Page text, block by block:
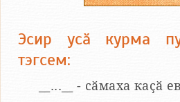
Эсир усӑ курма
тэгсем:
__...__ - сӑмаха каҫӑ